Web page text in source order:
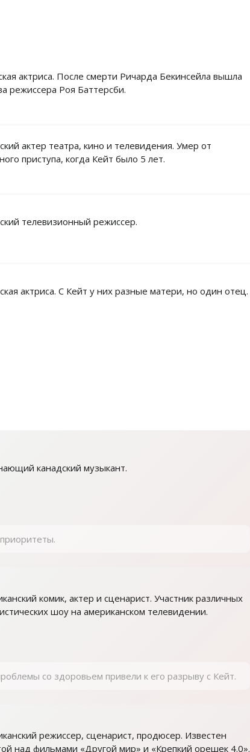
актриса. После смерти Ричарда Бекинсейла вышла
режиссера Роя Баттерсби.
актер театра, кино и телевидения. Умер от
приступа, когда Кейт было 5 лет.
телевизионный режиссер.
актриса. С Кейт у них разные матери, но один отец.
канадский музыкант.
комик, актер и сценарист. Участник различных
шоу на американском телевидении.
со здоровьем привели к его разрыву с Кейт.
режиссер, сценарист, продюсер. Известен
над фильмами «Другой мир» и «Крепкий орешек 4.0».